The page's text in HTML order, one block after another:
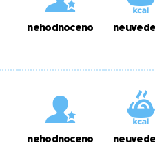
nehodnoceno
nehodnoceno